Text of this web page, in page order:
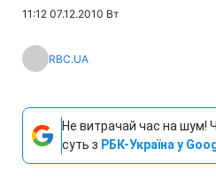
11:12 07.12.2010 Вт
RBC.UA
Не витрачай час на шум!
суть з РБК-Україна у